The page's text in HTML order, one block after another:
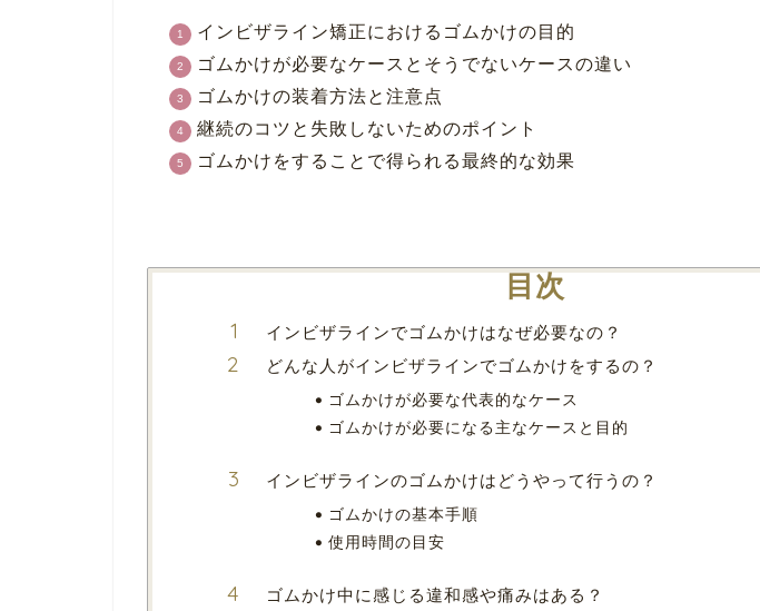
インビザライン矯正におけるゴムかけの目的
ゴムかけが必要なケースとそうでないケースの違い
ゴムかけの装着方法と注意点
継続のコツと失敗しないためのポイント
ゴムかけをすることで得られる最終的な効果
目次
インビザラインでゴムかけはなぜ必要なの？
どんな人がインビザラインでゴムかけをするの？
ゴムかけが必要な代表的なケース
ゴムかけが必要になる主なケースと目的
インビザラインのゴムかけはどうやって行うの？
ゴムかけの基本手順
使用時間の目安
ゴムかけ中に感じる違和感や痛みはある？